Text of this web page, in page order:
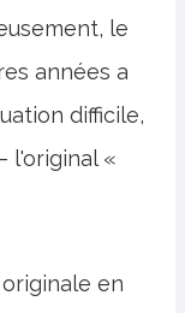
le
années a
difficile,
l'original «
en